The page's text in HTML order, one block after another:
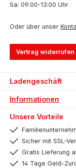
Sa: 09:00-13:00 Uhr
Oder über unser
Vertrag widerrufen
Ladengeschäft
Informationen
Unsere Vorteile
Sicher mit SSL-
Gratis Lieferung
14 Tage Geld-